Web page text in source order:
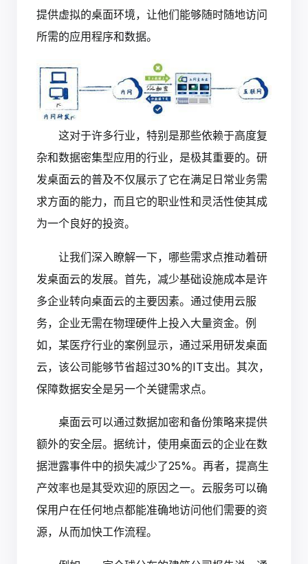
提供虚拟的桌面环境，让他们能够随时随地访问
所需的应用程序和数据。
这对于许多行业，特别是那些依赖于高度复
杂和数据密集型应用的行业，是极其重要的。研
发桌面云的普及不仅展示了它在满足日常业务需
求方面的能力，而且它的职业性和灵活性使其成
为一个良好的投资。
让我们深入瞭解一下，哪些需求点推动着研
发桌面云的发展。首先，减少基础设施成本是许
多企业转向桌面云的主要因素。通过使用云服
务，企业无需在物理硬件上投入大量资金。例
如，某医疗行业的案例显示，通过采用研发桌面
云，该公司能够节省超过30%的IT支出。其次，
保障数据安全是另一个关键需求点。
桌面云可以通过数据加密和备份策略来提供
额外的安全层。据统计，使用桌面云的企业在数
据泄露事件中的损失减少了25%。再者，提高生
产效率也是其受欢迎的原因之一。云服务可以确
保用户在任何地点都能准确地访问他们需要的资
源，从而加快工作流程。